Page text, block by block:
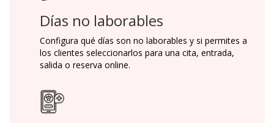
Días no laborables
Configura qué días son no laborables y si permites a
los clientes seleccionarlos para una cita, entrada,
salida o reserva online.